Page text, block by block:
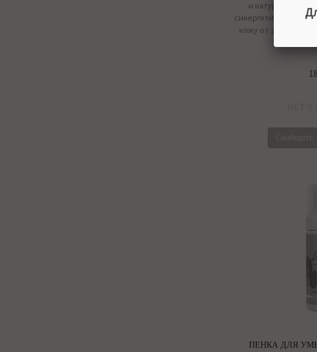
и натуральных
синергетически,
кожу от
ПЕНКА ДЛЯ